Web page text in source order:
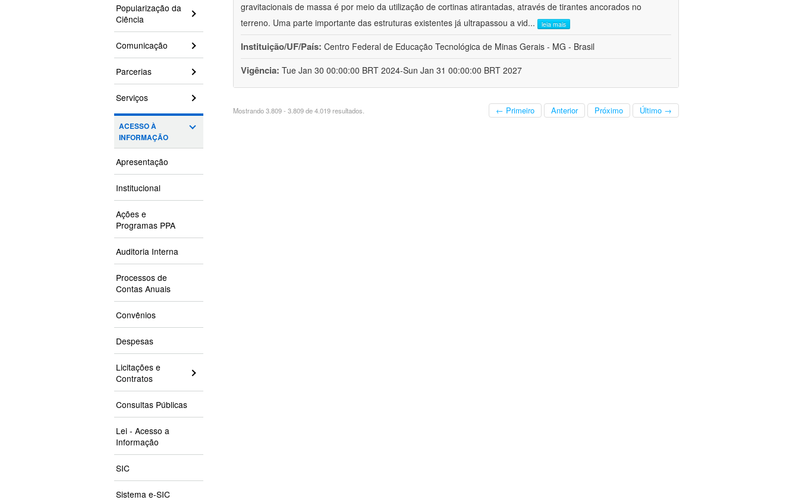
Popularização da
Ciência
Comunicação
Parcerias
Serviços
ACESSO À
INFORMAÇÃO
Apresentação
Institucional
Ações e
Programas PPA
Auditoria Interna
Processos de
Contas Anuais
Convênios
Despesas
Licitações e
Contratos
Consultas Públicas
Lei - Acesso a
Informação
SIC
Sistema e-SIC
gravitacionais de massa é por meio da utilização de cortinas atirantadas, através de tirantes ancorados no
terreno. Uma parte importante das estruturas existentes já ultrapassou a vid... leia mais
Instituição/UF/País: Centro Federal de Educação Tecnológica de Minas Gerais - MG - Brasil
Vigência: Tue Jan 30 00:00:00 BRT 2024-Sun Jan 31 00:00:00 BRT 2027
Mostrando 3.809 - 3.809 de 4.019 resultados. ← Primeiro Anterior Próximo Último →